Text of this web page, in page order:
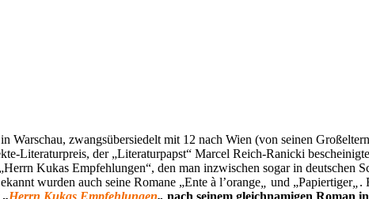
Warschau, zwangsübersiedelt mit 12 nach Wien (von seinen
Literaturpreis, der „Literaturpapst“ Marcel Reich-Ranicki
Kukas Empfehlungen“, den man inzwischen sogar in deutschen
wurden auch seine Romane „Ente à l’orange
und „Papiertiger„ .
Herrn Kukas Empfehlungen„ nach seinem gleichnamigen Roman